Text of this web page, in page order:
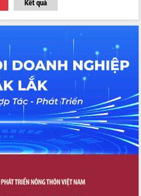
Kết quả